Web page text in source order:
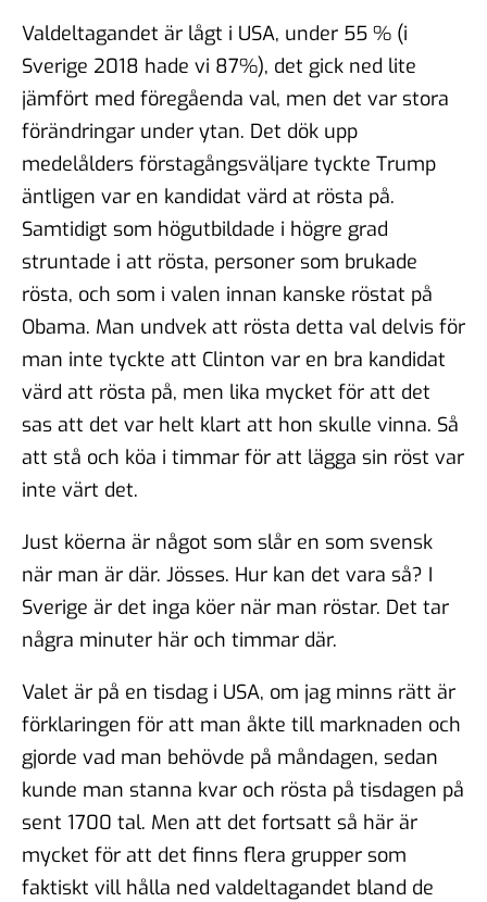
Valdeltagandet är lågt i USA, under 55 % (i
Sverige 2018 hade vi 87%), det gick ned lite
jämfört med föregåenda val, men det var stora
förändringar under ytan. Det dök upp
medelålders förstagångsväljare tyckte Trump
äntligen var en kandidat värd at rösta på.
Samtidigt som högutbildade i högre grad
struntade i att rösta, personer som brukade
rösta, och som i valen innan kanske röstat på
Obama. Man undvek att rösta detta val delvis för
man inte tyckte att Clinton var en bra kandidat
värd att rösta på, men lika mycket för att det
sas att det var helt klart att hon skulle vinna. Så
att stå och köa i timmar för att lägga sin röst var
inte värt det.
Just köerna är något som slår en som svensk
när man är där. Jösses. Hur kan det vara så? I
Sverige är det inga köer när man röstar. Det tar
några minuter här och timmar där.
Valet är på en tisdag i USA, om jag minns rätt är
förklaringen för att man åkte till marknaden och
gjorde vad man behövde på måndagen, sedan
kunde man stanna kvar och rösta på tisdagen på
sent 1700 tal. Men att det fortsatt så här är
mycket för att det finns flera grupper som
faktiskt vill hålla ned valdeltagandet bland de